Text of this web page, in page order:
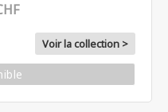
Voir la collection >